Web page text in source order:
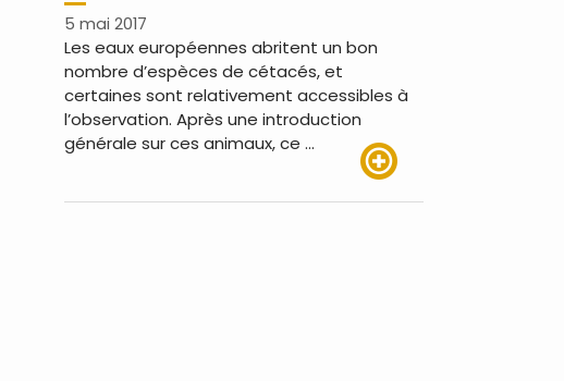
5 mai 2017
Les eaux européennes abritent un bon
nombre d’espèces de cétacés, et
certaines sont relativement accessibles à
l’observation. Après une introduction
générale sur ces animaux, ce …